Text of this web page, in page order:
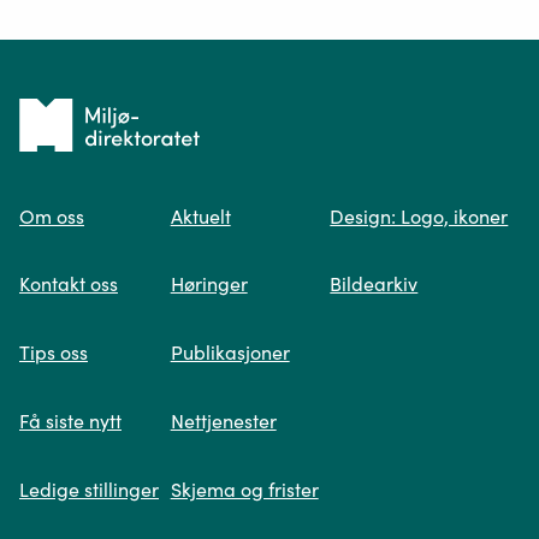
Spør oss
søk og viser deg vår mest relevante
Tilbake
forsiden
Om oss
Kontakt oss
Tips oss
Få siste nytt
Ledige stillinger
Aktuelt
Høringer
Publikasjoner
Nettjenester
Skjema og frister
Design: Logo, ikoner
Bildearkiv